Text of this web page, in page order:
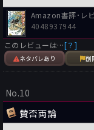
Amazon書評･レ
4048937944
このレビューは…[？]
ネタバレあり 削
No.10
賛否両論